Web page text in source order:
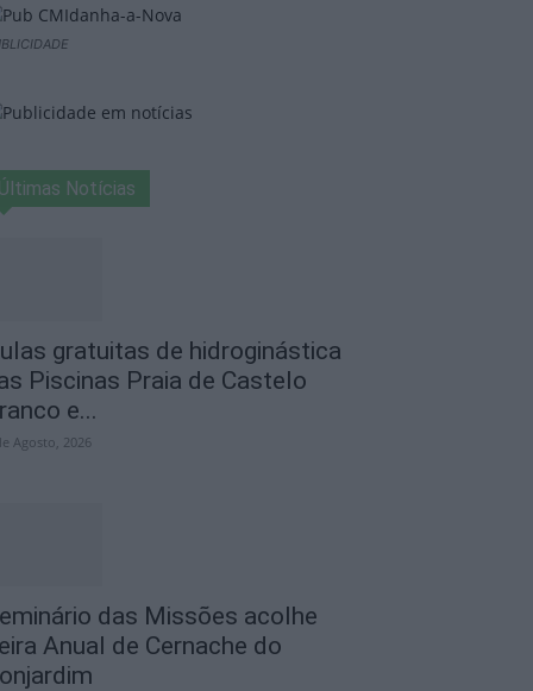
Últimas Notícias
gratuitas de hidroginástica
Piscinas Praia de Castelo
e...
Agosto, 2026
das Missões acolhe
Anual de Cernache do